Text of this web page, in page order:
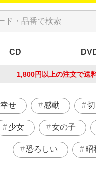
CD
1,800円以上の注文で送
幸せ 感動
少女 女の子
恐ろしい 昭